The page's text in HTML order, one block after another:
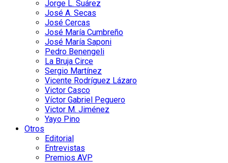
Jorge L. Suárez
José A. Secas
José Cercas
José María Cumbreño
José María Saponi
Pedro Benengeli
La Bruja Circe
Sergio Martínez
Vicente Rodríguez Lázaro
Victor Casco
Víctor Gabriel Peguero
Victor M. Jiménez
Yayo Pino
Otros
Editorial
Entrevistas
Premios AVP